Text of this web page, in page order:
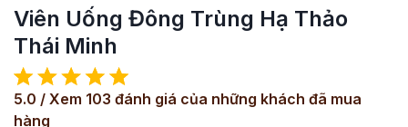
Viên Uống Đông Trùng Hạ Thảo
Thái Minh
5.0 / Xem 103 đánh giá của những khách đã mua
hàng